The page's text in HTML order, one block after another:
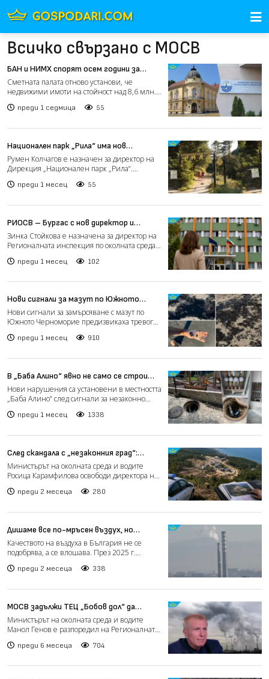
Всичко свързано с МОСВ
БАН и НИМХ спорят осем години за
имоти за над 8,6 млн. лева
Сметната палата отново установи, че
недвижими имоти на стойност над 8,6 млн.
преди 1 седмица 55
Национален парк „Рила“ има нов
директор
Румен Колчагов е назначен за директор на
Дирекция „Национален парк „Рила“.
преди 1 месец 55
РИОСВ – Бургас с нов директор и
предстоящ одит
Зинка Стойкова е назначена за директор на
Регионалната инспекция по околната среда
преди 1 месец 102
Нови сигнали за мазут по Южното
Черноморие (видео)
Нови сигнали за замърсяване с мазут по
Южното Черноморие предизвикаха тревога
преди 1 месец 910
В „Баба Алино“ явно не само се строи
незаконно, но и водата се оказва „на
свободен режим“
Нови нарушения са установени в местността
„Баба Алино“ след сигнали за незаконно
преди 1 месец 1338
След скандала с „незаконния град“:
Уволниха близкия до Пеевски директор
на РИОСВ – Варна
Министърът на околната среда и водите
Росица Карамфилова освободи директора на
преди 2 месеца 280
Дишаме все по-мръсен въздух, но
изглежда по-важни са ни мръсните
производства
Качеството на въздуха в България не се
подобрява, а се влошава. През 2025 г.
преди 2 месеца 338
МОСВ задължи ТЕЦ „Бобов дол“ да
представи инвестиционна програма
срещу замърсяването
Министърът на околната среда и водите
Манол Генов е разпоредил на Регионалната
преди 6 месеца 704